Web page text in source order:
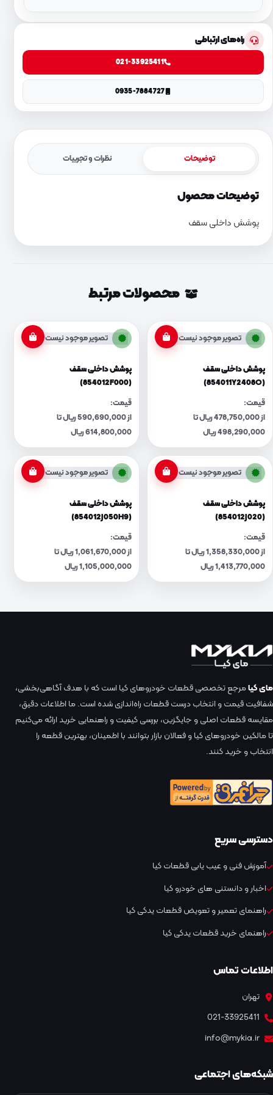
راه‌های ارتباطی
021-33925411
0935-7884727
توضیحات نظرات و تجربیات
توضیحات محصول
پوشش داخلی سقف
محصولات مرتبط
تصویر موجود نیست
پوشش داخلی سقف
(854011Y2408O)
قیمت:
از 478,750,000 ریال تا
498,290,000 ریال
تصویر موجود نیست
پوشش داخلی سقف
(854012F000)
قیمت:
از 590,690,000 ریال تا
614,800,000 ریال
تصویر موجود نیست
پوشش داخلی سقف
(854012J020)
قیمت:
از 1,358,330,000 ریال تا
1,413,770,000 ریال
تصویر موجود نیست
پوشش داخلی سقف
(854012J050H9)
قیمت:
از 1,061,670,000 ریال تا
1,105,000,000 ریال
مای کیامرجع تخصصی قطعات خودروهای کیا است که با هدف آگاهی‌بخشی،
شفافیت قیمت و انتخاب درست قطعات راه‌اندازی شده است. ما اطلاعات دقیق،
مقایسه قطعات اصلی و جایگزین، بررسی کیفیت و راهنمایی خرید ارائه می‌کنیم
تا مالکین خودروهای کیا و فعالان بازار بتوانند با اطمینان، بهترین قطعه را
انتخاب و خرید کنند.
دسترسی سریع
آموزش فنی و عیب یابی قطعات کیا
اخبار و دانستنی های خودرو کیا
راهنمای تعمیر و تعویض قطعات یدکی کیا
راهنمای خرید قطعات یدکی کیا
اطلاعات تماس
تهران
021-33925411
info@mykia.ir
شبکه‌های اجتماعی